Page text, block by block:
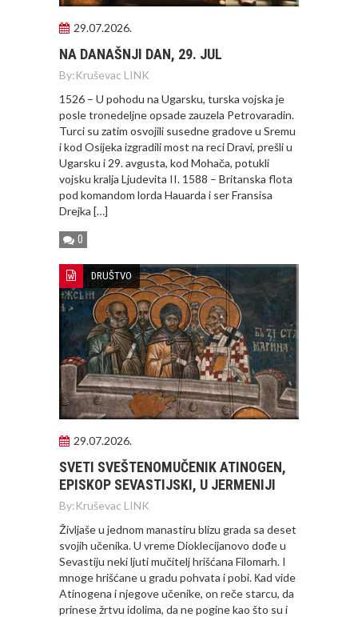
29.07.2026.
NA DANAŠNJI DAN, 29. JUL
By:Kruševac LINK
1526 – U pohodu na Ugarsku, turska vojska je
posle tronedeljne opsade zauzela Petrovaradin.
Turci su zatim osvojili susedne gradove u Sremu
i kod Osijeka izgradili most na reci Dravi, prešli u
Ugarsku i 29. avgusta, kod Mohača, potukli
vojsku kralja Ljudevita II. 1588 – Britanska flota
pod komandom lorda Hauarda i ser Fransisa
Drejka […]
0
DRUŠTVO
29.07.2026.
SVETI SVEŠTENOMUČENIK ATINOGEN,
EPISKOP SEVASTIJSKI, U JERMENIJI
By:Kruševac LINK
Življaše u jednom manastiru blizu grada sa deset
svojih učenika. U vreme Dioklecijanovo dođe u
Sevastiju neki ljuti mučitelj hrišćana Filomarh. I
mnoge hrišćane u gradu pohvata i pobi. Кad vide
Atinogena i njegove učenike, on reče starcu, da
prinese žrtvu idolima, da ne pogine kao što su i